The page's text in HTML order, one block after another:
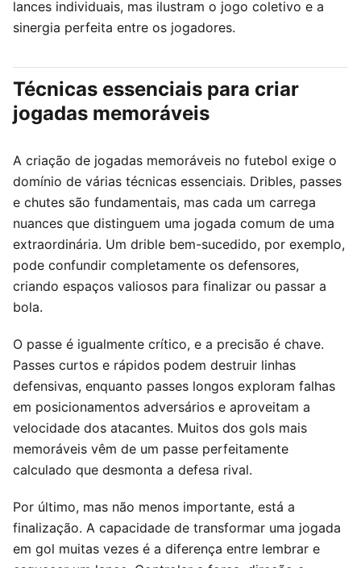
lances individuais, mas ilustram o jogo coletivo e a
sinergia perfeita entre os jogadores.
Técnicas essenciais para criar
jogadas memoráveis
A criação de jogadas memoráveis no futebol exige o
domínio de várias técnicas essenciais. Dribles, passes
e chutes são fundamentais, mas cada um carrega
nuances que distinguem uma jogada comum de uma
extraordinária. Um drible bem-sucedido, por exemplo,
pode confundir completamente os defensores,
criando espaços valiosos para finalizar ou passar a
bola.
O passe é igualmente crítico, e a precisão é chave.
Passes curtos e rápidos podem destruir linhas
defensivas, enquanto passes longos exploram falhas
em posicionamentos adversários e aproveitam a
velocidade dos atacantes. Muitos dos gols mais
memoráveis vêm de um passe perfeitamente
calculado que desmonta a defesa rival.
Por último, mas não menos importante, está a
finalização. A capacidade de transformar uma jogada
em gol muitas vezes é a diferença entre lembrar e